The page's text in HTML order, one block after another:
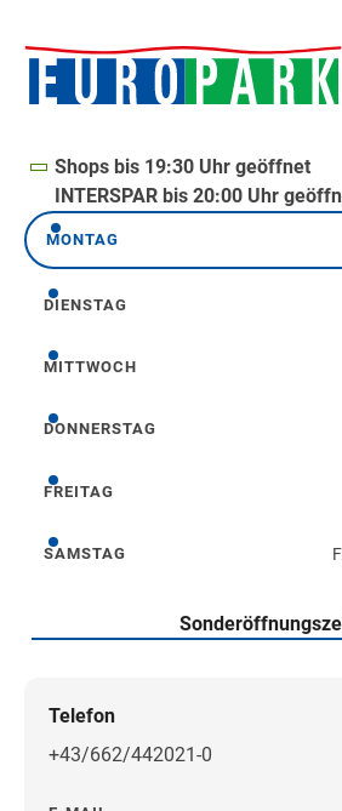
Shops bis 19:30 Uhr geöffnet
INTERSPAR bis 20:00 Uhr
Montag
MONTAG
Dienstag
DIENSTAG
Mittwoch
MITTWOCH
Donnerstag
DONNERSTAG
Freitag
FREITAG
Samstag
SAMSTAG
Telefon
+43/662/442021-0